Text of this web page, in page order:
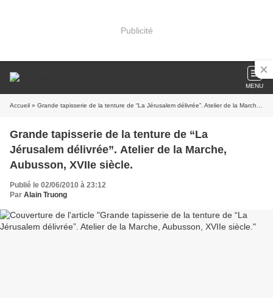
Publicité
MENU
Accueil » Grande tapisserie de la tenture de “La Jérusalem délivrée”. Atelier de la Marche, Aubusson, XVIIe siècle.
Grande tapisserie de la tenture de “La
Jérusalem délivrée”. Atelier de la Marche,
Aubusson, XVIIe siècle.
Publié le 02/06/2010 à 23:12
Par Alain Truong